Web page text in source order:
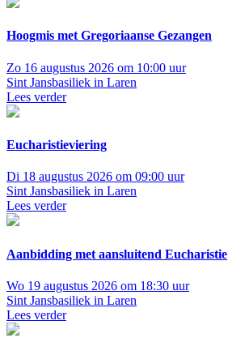
Hoogmis met Gregoriaanse Gezangen
Zo 16 augustus 2026 om 10:00 uur
Sint Jansbasiliek in Laren
Lees verder
Eucharistieviering
Di 18 augustus 2026 om 09:00 uur
Sint Jansbasiliek in Laren
Lees verder
Aanbidding met aansluitend Eucharistie
Wo 19 augustus 2026 om 18:30 uur
Sint Jansbasiliek in Laren
Lees verder